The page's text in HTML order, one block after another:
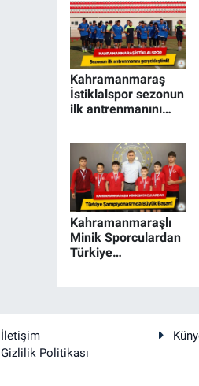
Aşamaya Geldi
Kahramanmaraş
İstiklalspor sezonun
ilk antrenmanını
Kahramanmaraşlı
Minik Sporculardan
Türkiye
İletişim
Gizlilik Politikası